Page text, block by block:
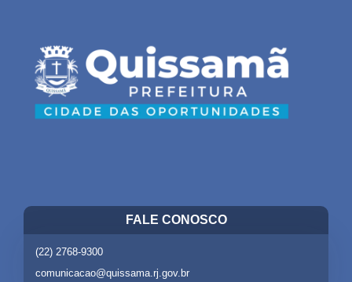
FALE CONOSCO
(22) 2768-9300
comunicacao@quissama.rj.gov.br